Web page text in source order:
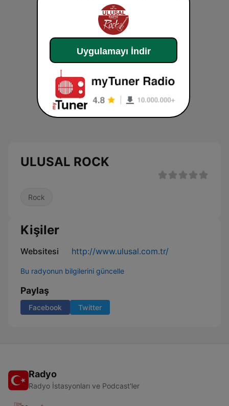
ULUSAL ROCK
Rock
Kişiler
Websitesi http://www.ulusal.com.tr/
Bu radyonun bilgilerini güncelle
Paylaş
Facebook Twitter
Radyo
Radyo İstasyonları ve Podcast'ler
Uygulamayı İndir